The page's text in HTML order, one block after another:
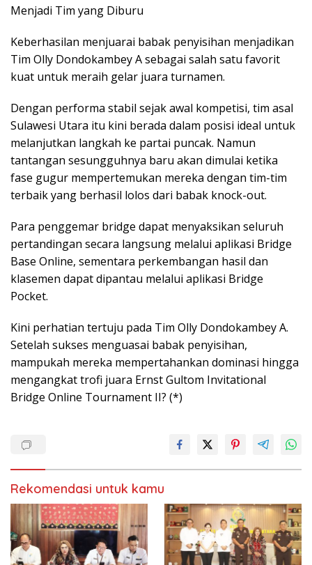
Menjadi Tim yang Diburu
Keberhasilan menjuarai babak penyisihan menjadikan
Tim Olly Dondokambey A sebagai salah satu favorit
kuat untuk meraih gelar juara turnamen.
Dengan performa stabil sejak awal kompetisi, tim asal
Sulawesi Utara itu kini berada dalam posisi ideal untuk
melanjutkan langkah ke partai puncak. Namun
tantangan sesungguhnya baru akan dimulai ketika
fase gugur mempertemukan mereka dengan tim-tim
terbaik yang berhasil lolos dari babak knock-out.
Para penggemar bridge dapat menyaksikan seluruh
pertandingan secara langsung melalui aplikasi Bridge
Base Online, sementara perkembangan hasil dan
klasemen dapat dipantau melalui aplikasi Bridge
Pocket.
Kini perhatian tertuju pada Tim Olly Dondokambey A.
Setelah sukses menguasai babak penyisihan,
mampukah mereka mempertahankan dominasi hingga
mengangkat trofi juara Ernst Gultom Invitational
Bridge Online Tournament II? (*)
Rekomendasi untuk kamu